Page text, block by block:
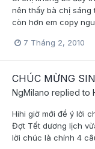
nên thấy bà chị sáng
còn hơn em copy
7 Tháng 2, 2010
CHÚC MỪNG
NgMilano replied to
Hihi giờ mới để ý lời
Đợt Tết dương lịch
lời chúc là chính 4